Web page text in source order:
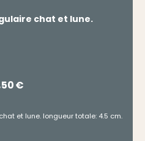
chat et lune.
€
et lune. longueur totale: 4.5 cm.